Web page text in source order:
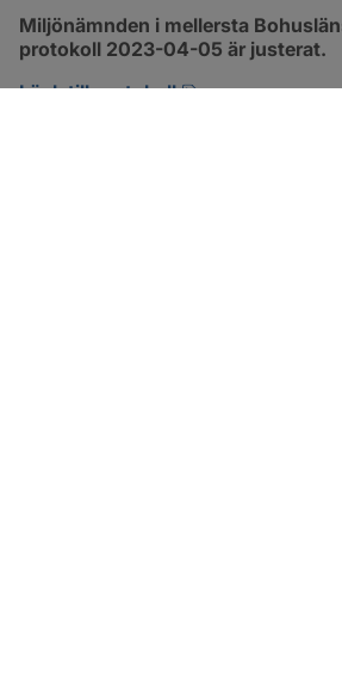
Miljönämnden i mellersta
protokoll 2023-04-05 är justerat.
Länk till protokoll
pdf, 257.8 kB,